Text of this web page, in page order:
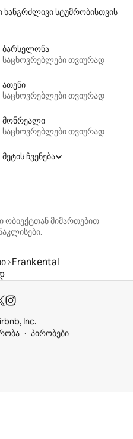
სტუმრობისთვის
ბარსელონა
საცხოვრებლები თვიურად
ათენი
საცხოვრებლები თვიურად
მონრეალი
საცხოვრებლები თვიურად
მეტის ჩვენება
ობიექტთან მიმართებით
Frankental
Inc.
პირობები